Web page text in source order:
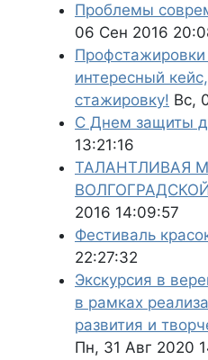
Проблемы
06 Сен 2016
интересный
стажировку! Вс,
С Днем защиты
13:21:16
ТАЛАНТЛИВАЯ
2016 14:09:57
Фестиваль
22:27:32
Экскурсия в
в рамках
развития и
Пн, 31 Авг 2020